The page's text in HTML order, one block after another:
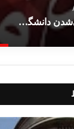
اسلامي‌شدن دانشگاه‌ها؛ بزرگ‌ترين چا